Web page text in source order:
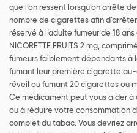
que l’on ressent lorsqu’on arrête
nombre de cigarettes afin
réservé à l’adulte fumeur de 18 ans
NICORETTE FRUITS 2 mg,
fumeurs faiblement dépendants à
fumant leur première cigarette
réveil ou fumant 20 cigarettes ou
Ce médicament peut vous aider
ou à réduire votre consommation
complet du tabac. Vous devriez